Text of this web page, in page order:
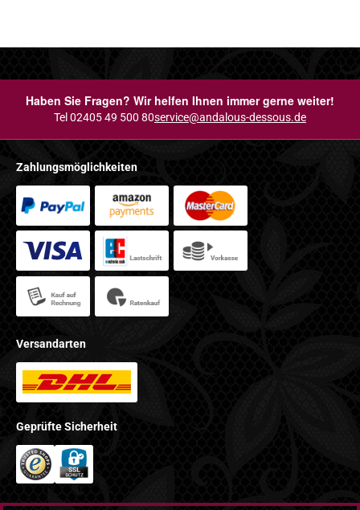
Haben Sie Fragen? Wir helfen Ihnen immer gerne weiter!
Tel 02405 49 500 80service@andalous-dessous.de
Zahlungsmöglichkeiten
Versandarten
Geprüfte Sicherheit